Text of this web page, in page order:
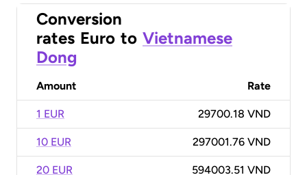
Conversion
rates Euro to Vietnamese
Dong
Amount Rate
1 EUR 29700.18 VND
10 EUR 297001.76 VND
20 EUR 594003.51 VND